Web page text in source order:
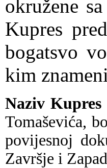
okružene
Kupres
bogatsvo
kim
Naziv Kupres
Tomaševića,
povijesnoj
Završje i